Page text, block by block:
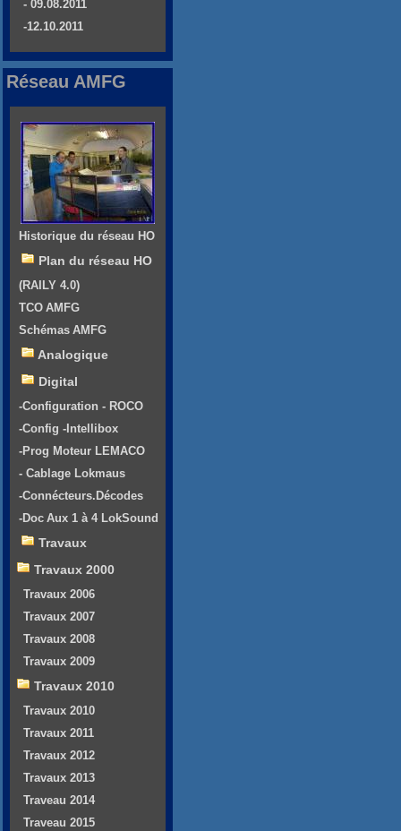
- 09.08.2011
-12.10.2011
Réseau AMFG
Historique du réseau HO
Plan du réseau HO
(RAILY 4.0)
TCO AMFG
Schémas AMFG
Analogique
Digital
-Configuration - ROCO
-Config -Intellibox
-Prog Moteur LEMACO
- Cablage Lokmaus
-Connécteurs.Décodes
-Doc Aux 1 à 4 LokSound
Travaux
Travaux 2000
Travaux 2006
Travaux 2007
Travaux 2008
Travaux 2009
Travaux 2010
Travaux 2010
Travaux 2011
Travaux 2012
Travaux 2013
Traveau 2014
Traveau 2015